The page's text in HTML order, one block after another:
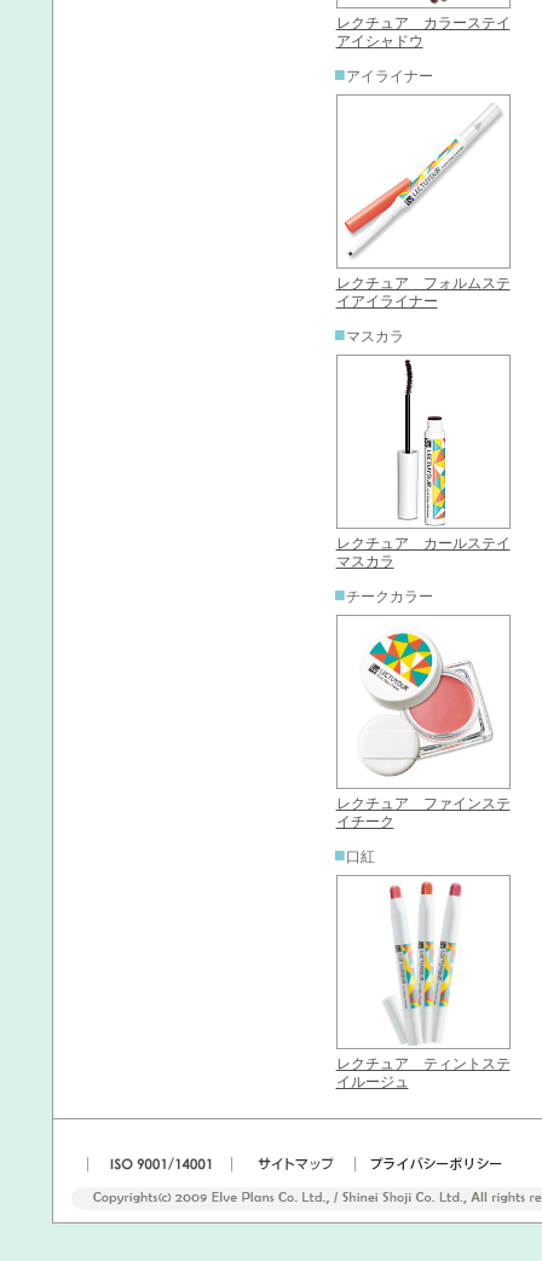
レクチュア カラーステイ
アイシャドウ
■アイライナー
レクチュア フォルムステ
イアイライナー
■マスカラ
レクチュア カールステイ
マスカラ
■チークカラー
レクチュア ファインステ
イチーク
■口紅
レクチュア ティントステ
イルージュ
|